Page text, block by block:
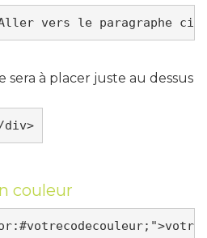
à placer juste au dessus
<div id="ancre1"></div>
couleur